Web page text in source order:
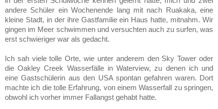
andere Schü­ler ein Wochenende lang mit nach Ruakaka, eine
kleine Stadt, in der ihre Gast­familie ein Haus hatte, mitnahm. Wir
gingen im Meer schwimmen und versuch­ten auch zu surfen, was
erst schwieriger war als gedacht.
Ich sah viele tolle Orte, wie unter anderem den Sky Tower oder
die Oakley Creek Wasserfälle in Waterview, zu denen ich und
eine Gastschülerin aus den USA spontan gefahren waren. Dort
machte ich die tolle Erfahrung, von einem Wasserfall zu springen,
obwohl ich vorher immer Fallangst gehabt hatte.